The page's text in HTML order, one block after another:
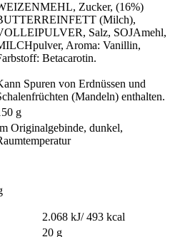
Zucker, (16%)
(Milch),
Salz, SOJAmehl,
Aroma: Vanillin,
Betacarotin.
Spuren von Erdnüssen und
(Mandeln) enthalten.
g
Originalgebinde, dunkel,
2.068 kJ/ 493 kcal
20 g